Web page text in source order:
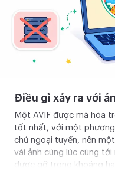
Điều gì xảy ra với
Một AVIF được mã hóa
tốt nhất, với một
chủ ngoại tuyến, nên
vài ảnh cùng lúc cũng
được gỡ trong khoảng